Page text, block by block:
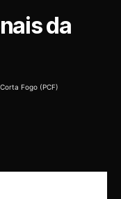
da
Fogo (PCF)